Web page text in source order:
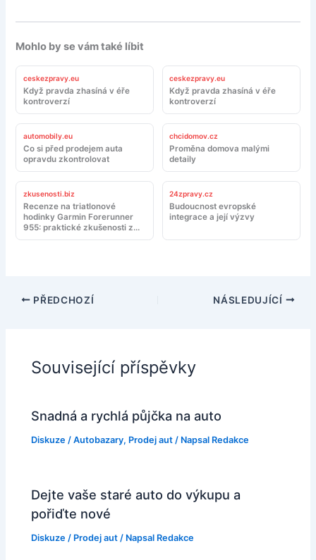
Mohlo by se vám také líbit
ceskezpravy.eu
Když pravda zhasíná v éře
kontroverzí
ceskezpravy.eu
Když pravda zhasíná v éře
kontroverzí
automobily.eu
Co si před prodejem auta
opravdu zkontrolovat
chcidomov.cz
Proměna domova malými
detaily
zkusenosti.biz
Recenze na triatlonové
hodinky Garmin Forerunner
955: praktické zkušenosti z
tréninku a závodů
24zpravy.cz
Budoucnost evropské
integrace a její výzvy
PŘEDCHOZÍ NÁSLEDUJÍCÍ
Související příspěvky
Snadná a rychlá půjčka na auto
Diskuze /Autobazary, Prodej aut / Napsal Redakce
Dejte vaše staré auto do výkupu a
pořiďte nové
Diskuze / Prodej aut / Napsal Redakce